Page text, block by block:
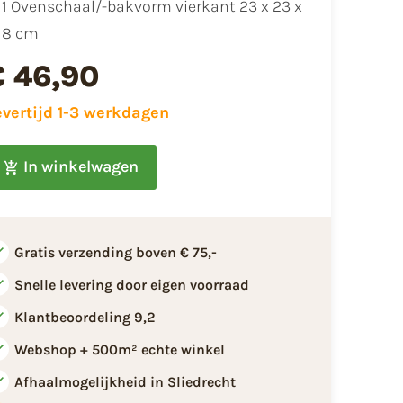
1 Ovenschaal/-bakvorm vierkant 23 x 23 x
8 cm
46,90
1-3 werkdagen
In winkelwagen
Gratis verzending boven € 75,-
Snelle levering door eigen voorraad
Klantbeoordeling 9,2
Webshop + 500m² echte winkel
Afhaalmogelijkheid in Sliedrecht